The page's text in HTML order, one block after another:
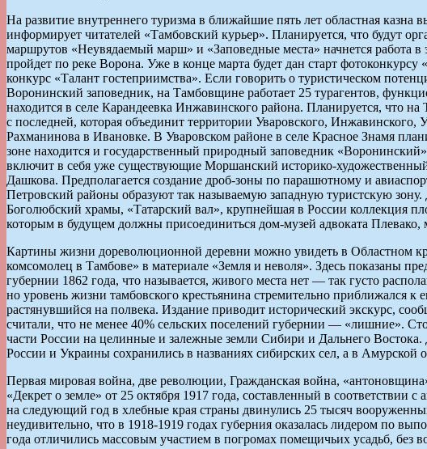
На развитие внутреннего туризма в ближайшие пять лет областная
информирует читателей «Тамбовский курьер». Планируется, что будут
маршрутов «Неувядаемый марш» и «Заповедные места» начнется работа
пройдет по реке Ворона. Уже в конце марта будет дан старт
конкурс «Талант гостеприимства». Если говорить о туристическом
Воронинский заповедник, на Тамбовщине работает 25 турагентов,
находится в селе Карандеевка Инжавинского района. Планируется, что
с последней, которая объединит территории Уваровского,
Рахманинова в Ивановке. В Уваровском районе в селе Красное Знамя
зоне находится и государственный природный заповедник
включит в себя уже существующие Моршанский историко-
Дашкова. Предполагается создание дроб-зоны по парашютному и
Петровский районы образуют так называемую западную туристскую
Боголюбский храмы, «Татарский вал», крупнейшая в России коллекция
которым в будущем должны присоединиться дом-музей адвоката
Картины жизни дореволюционной деревни можно увидеть в Областном
комсомолец в Тамбове» в материале «Земля и неволя». Здесь показаны
губернии 1862 года, что называется, живого места нет — так густо
но уровень жизни тамбовского крестьянина стремительно приближался
растянувшийся на полвека. Издание приводит исторический экскурс,
считали, что не менее 40% сельских поселений губернии — «лишние».
части России на целинные и залежные земли Сибири и Дальнего
России и Украины сохранились в названиях сибирских сел, а в
Первая мировая война, две революции, Гражданская война,
«Декрет о земле» от 25 октября 1917 года, составленный в
на следующий год в хлебные края страны двинулись 25 тысяч
неудивительно, что в 1918-1919 годах губерния оказалась лидером по
года отличились массовым участием в погромах помещичьих усадьб, без